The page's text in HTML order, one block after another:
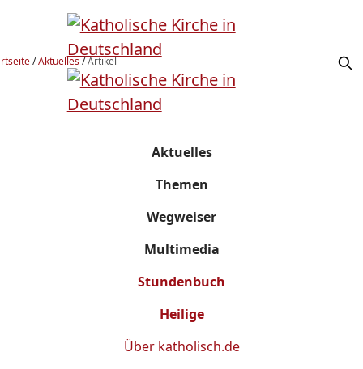
/Aktuelles/Artikel
Aktuelles
Themen
Wegweiser
Multimedia
Stundenbuch
Heilige
Über katholisch.de